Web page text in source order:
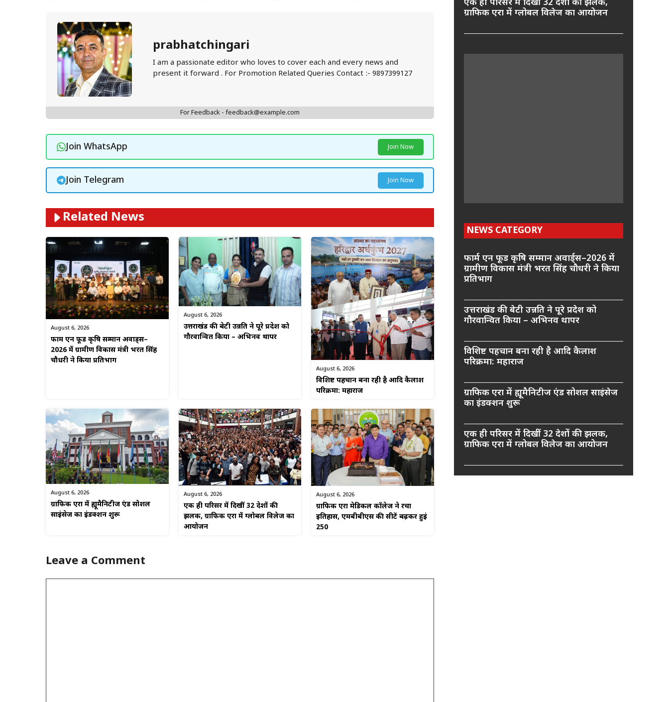
prabhatchingari
I am a passionate editor who loves to cover each and every news and
present it forward . For Promotion Related Queries Contact :- 9897399127
For Feedback - feedback@example.com
Join WhatsApp Join Now
Join Telegram Join Now
Related News
August 6, 2026
फार्म एन फूड कृषि सम्मान अवार्ड्स–
2026 में ग्रामीण विकास मंत्री भरत सिंह
चौधरी ने किया प्रतिभाग
August 6, 2026
उत्तराखंड की बेटी उन्नति ने पूरे प्रदेश को
गौरवान्वित किया – अभिनव थापर
August 6, 2026
विशिष्ट पहचान बना रही है आदि कैलाश
परिक्रमा: महाराज
August 6, 2026
ग्राफिक एरा में ह्यूमैनिटीज एंड सोशल
साइंसेज का इंडक्शन शुरू
August 6, 2026
एक ही परिसर में दिखीं 32 देशों की
झलक, ग्राफिक एरा में ग्लोबल विलेज का
आयोजन
August 6, 2026
ग्राफिक एरा मेडिकल कॉलेज ने रचा
इतिहास, एमबीबीएस की सीटें बढ़कर हुईं
250
Leave a Comment
एक ही परिसर में दिखीं 32 देशों की झलक,
ग्राफिक एरा में ग्लोबल विलेज का आयोजन
NEWS CATEGORY
फार्म एन फूड कृषि सम्मान अवार्ड्स–2026 में
ग्रामीण विकास मंत्री भरत सिंह चौधरी ने किया
प्रतिभाग
उत्तराखंड की बेटी उन्नति ने पूरे प्रदेश को
गौरवान्वित किया – अभिनव थापर
विशिष्ट पहचान बना रही है आदि कैलाश
परिक्रमा: महाराज
ग्राफिक एरा में ह्यूमैनिटीज एंड सोशल साइंसेज
का इंडक्शन शुरू
एक ही परिसर में दिखीं 32 देशों की झलक,
ग्राफिक एरा में ग्लोबल विलेज का आयोजन